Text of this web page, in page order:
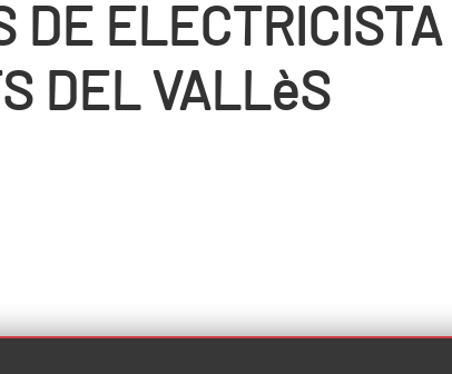
DE ELECTRICISTA
DEL VALLèS